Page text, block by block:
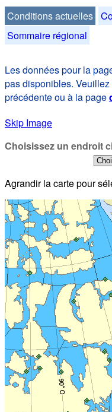
Conditions actuelles
Sommaire régional
Les données pour la
pas disponibles.
précédente ou à la page
Skip Image
Choisissez un endroit
Agrandir la carte pour